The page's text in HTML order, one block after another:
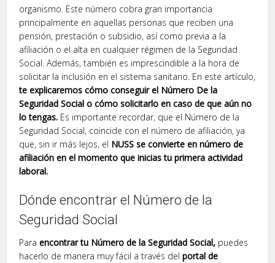
organismo. Este número cobra gran importancia
principalmente en aquellas personas que reciben una
pensión, prestación o subsidio, así como previa a la
afiliación o el alta en cualquier régimen de la Seguridad
Social. Además, también es imprescindible a la hora de
solicitar la inclusión en el sistema sanitario. En este artículo,
te explicaremos cómo conseguir el Número De la
Seguridad Social o cómo solicitarlo en caso de que aún no
lo tengas. Es importante recordar, que el Número de la
Seguridad Social, coincide con el número de afiliación, ya
que, sin ir más lejos, el NUSS se convierte en número de
afiliación en el momento que inicias tu primera actividad
laboral.
Dónde encontrar el Número de la
Seguridad Social
Paraencontrar tu Número de la Seguridad Social, puedes
hacerlo de manera muy fácil a través delportal de